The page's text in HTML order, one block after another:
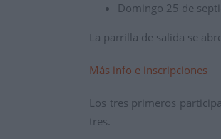
Domingo 25 de
La parrilla de salida se
Más info e inscripciones
Los tres primeros
tres.